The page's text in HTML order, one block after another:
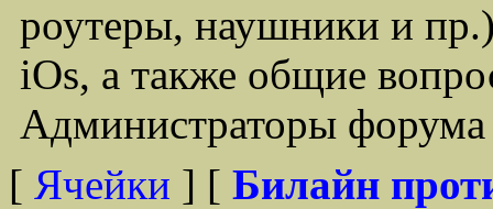
роутеры, наушники и
iOs, а также общие
Администраторы
[ Ячейки ] [ Билайн